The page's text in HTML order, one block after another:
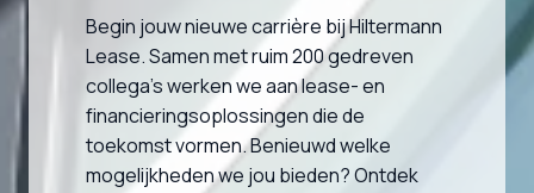
Begin jouw nieuwe carrière bij Hiltermann
Lease. Samen met ruim 200 gedreven
collega’s werken we aan lease- en
financieringsoplossingen die de
toekomst vormen. Benieuwd welke
mogelijkheden we jou bieden? Ontdek